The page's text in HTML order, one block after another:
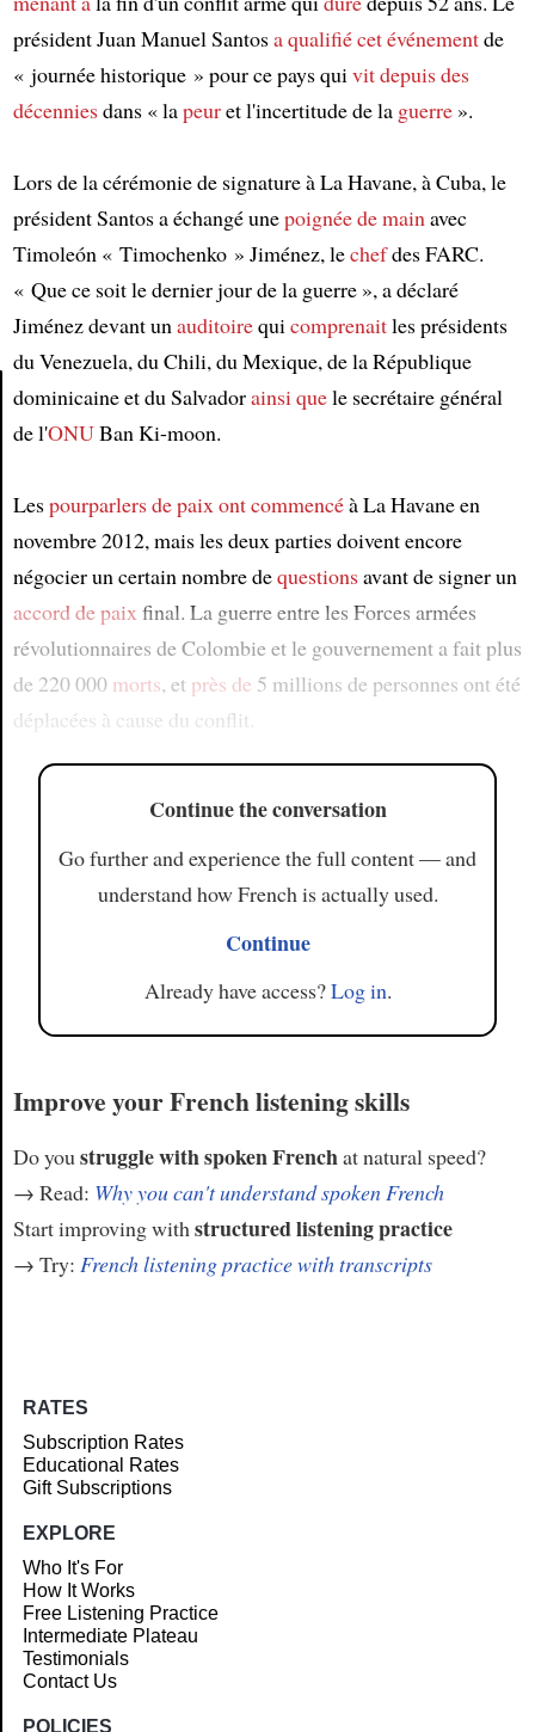
Article
président Juan Manuel Santosa qualifiécet événementde
« journée historique » pour ce pays quivitdepuis des
décenniesdans « lapeuret l'incertitude de la guerre».
Lors de la cérémonie de signature à La Havane, à Cuba, le
président Santos a échangé unepoignée de mainavec
Timoleón « Timochenko » Jiménez, lechefdes FARC.
« Que ce soit le dernier jour de la guerre », a déclaré
Jiménez devant unauditoirequicomprenaitles présidents
du Venezuela, du Chili, du Mexique, de la République
dominicaine et du Salvadorainsi quele secrétaire général
de l'ONUBan Ki-moon.
Lespourparlers de paixont commencéà La Havane en
novembre 2012, mais les deux parties doivent encore
négocier un certain nombre dequestionsavant de signer un
accord de paix final. La guerre entre les Forces armées
révolutionnaires de Colombie et le gouvernement a fait plus
de 220 000 morts, et près de 5 millions de personnes ont été
déplacées à cause du conflit.
Continue the conversation
Go further and experience the full content — and
understand how French is actually used.
Continue
Already have access?Log in.
Improve your French listening skills
Do you struggle with spoken Frenchat natural speed?
→ Read: Why you can't understand spoken French
Start improving with structured listening practice
→ Try: French listening practice with transcripts
RATES
Subscription Rates
Educational Rates
Gift Subscriptions
EXPLORE
Who It's For
How It Works
Free Listening Practice
Intermediate Plateau
Testimonials
Contact Us
POLICIES